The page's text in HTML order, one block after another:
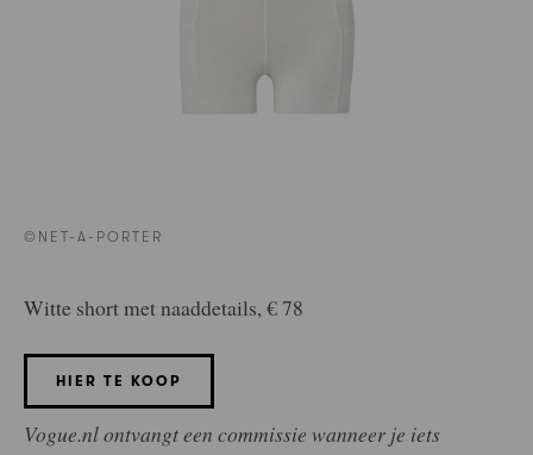
©NET-A-PORTER
Witte short met naaddetails, € 78
HIER TE KOOP
Vogue.nl ontvangt een commissie wanneer je iets